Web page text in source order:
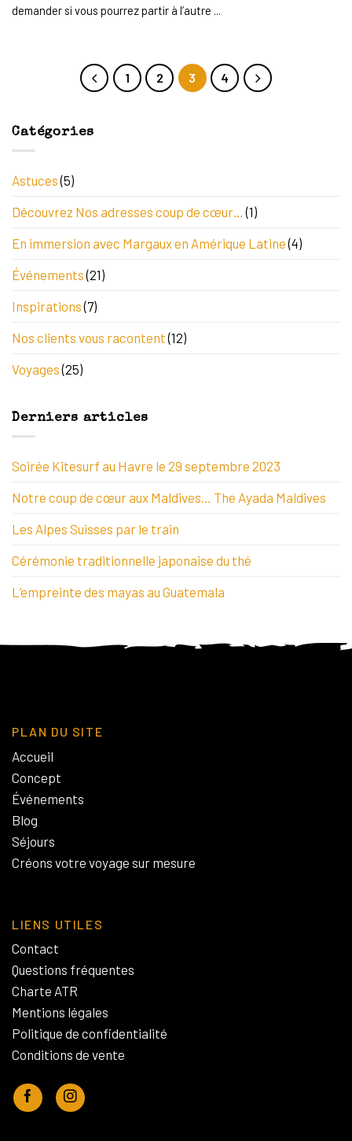
demander si vous pourrez partir à l’autre ...
1 2 3 4
Catégories
Astuces(5)
Découvrez Nos adresses coup de cœur… (1)
En immersion avec Margaux en Amérique Latine(4)
Événements(21)
Inspirations(7)
Nos clients vous racontent(12)
Voyages(25)
Derniers articles
Soirée Kitesurf au Havre le 29 septembre 2023
Notre coup de cœur aux Maldives… The Ayada Maldives
Les Alpes Suisses par le train
Cérémonie traditionnelle japonaise du thé
L’empreinte des mayas au Guatemala
PLAN DU SITE
Accueil
Concept
Événements
Blog
Séjours
Créons votre voyage sur mesure
LIENS UTILES
Contact
Questions fréquentes
Charte ATR
Mentions légales
Politique de confidentialité
Conditions de vente